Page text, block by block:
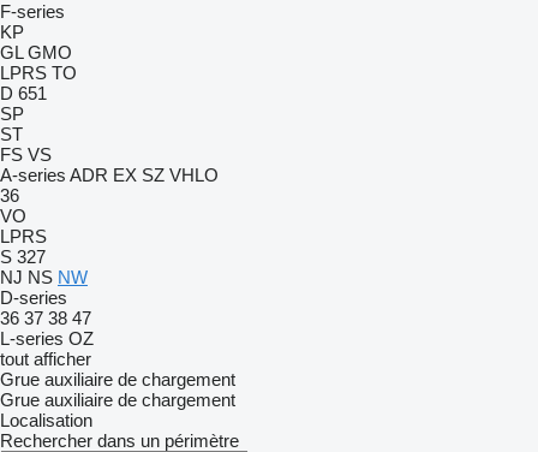
F-series
KP
GL GMO
LPRS TO
D 651
SP
ST
FS VS
A-series ADR EX SZ VHLO
36
VO
LPRS
S 327
NJ NS NW
D-series
36 37 38 47
L-series OZ
tout afficher
Grue auxiliaire de chargement
Grue auxiliaire de chargement
Localisation
Rechercher dans un périmètre